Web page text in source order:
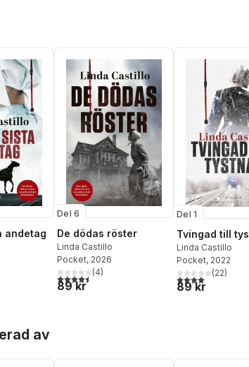
andetag
Totalt antal röster:
Del 6
De dödas röster
Linda Castillo
Pocket, 2026
4,5utav 5 stjärnor. Totalt antal röster:
(4)
89 kr
Del 1
Tvingad till
Linda Castillo
Pocket, 2022
4,0utav 5(22)
89 kr
av